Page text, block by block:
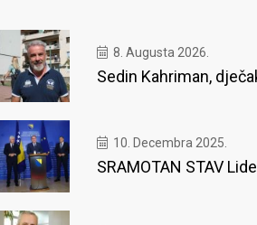
8. Augusta 2026.
Sedin Kahriman,
10. Decembra 2025.
SRAMOTAN STAV